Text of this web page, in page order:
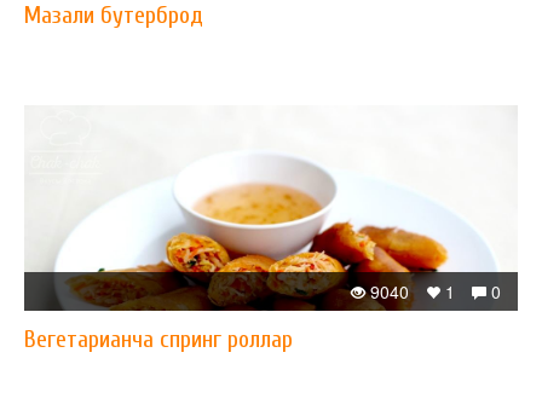
Мазали бутерброд
0
1
9040
Вегетарианча спринг роллар